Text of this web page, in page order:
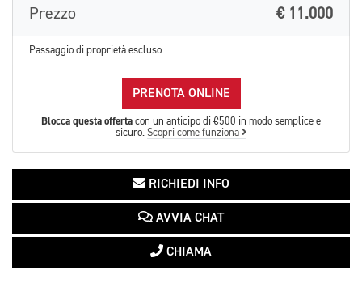
Prezzo € 11.000
Passaggio di proprietà escluso
PRENOTA ONLINE
Blocca questa offerta con un anticipo di €500 in modo semplice e
sicuro. Scopri come funziona
RICHIEDI INFO
AVVIA CHAT
CHIAMA